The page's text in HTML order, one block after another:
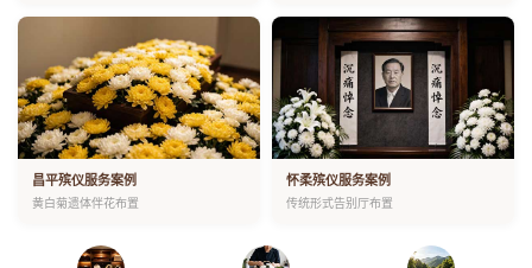
昌平殡仪服务案例
黄白菊遗体伴花布置
怀柔殡仪服务案例
传统形式告别厅布置